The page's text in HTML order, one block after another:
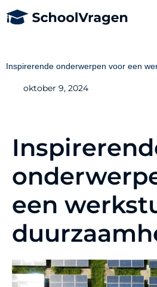
Inspirerende onderwerpen voor een
oktober 9, 2024
een